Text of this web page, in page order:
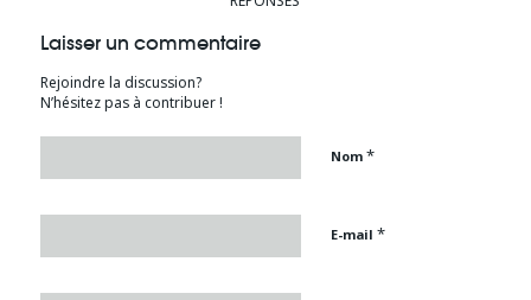
Laisser un commentaire
Rejoindre la discussion?
N’hésitez pas à contribuer !
Nom *
E-mail *